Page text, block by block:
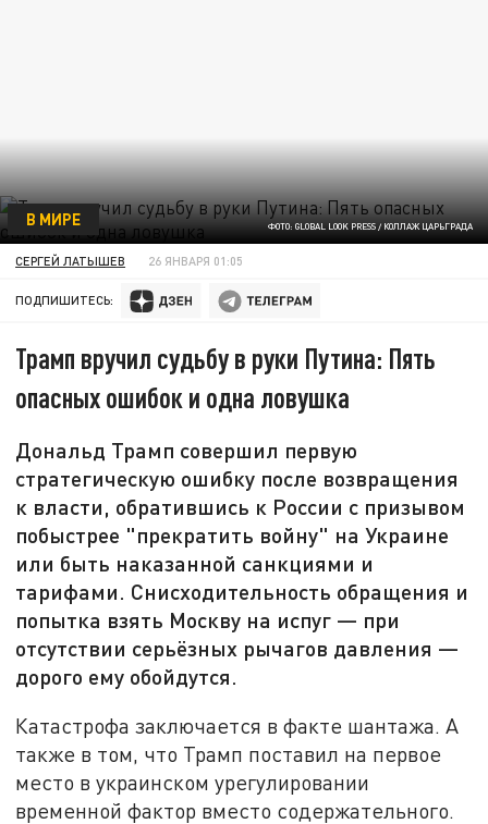
ФОТО: GLOBAL LOOK PRESS / КОЛЛАЖ ЦАРЬГРАДА
В МИРЕ
СЕРГЕЙ ЛАТЫШЕВ 26 ЯНВАРЯ 01:05
ПОДПИШИТЕСЬ:
Трамп вручил судьбу в руки Путина: Пять
опасных ошибок и одна ловушка
Дональд Трамп совершил первую
стратегическую ошибку после возвращения
к власти, обратившись к России с призывом
побыстрее "прекратить войну" на Украине
или быть наказанной санкциями и
тарифами. Снисходительность обращения и
попытка взять Москву на испуг — при
отсутствии серьёзных рычагов давления —
дорого ему обойдутся.
Катастрофа заключается в факте шантажа. А
также в том, что Трамп поставил на первое
место в украинском урегулировании
временной фактор вместо содержательного.